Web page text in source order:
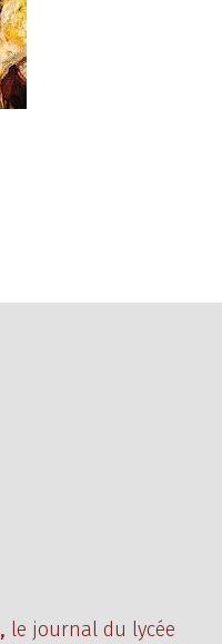
, le journal du lycée